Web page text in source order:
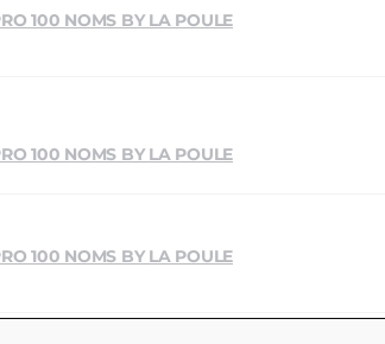
100 NOMS BY LA POULE
100 NOMS BY LA POULE
100 NOMS BY LA POULE